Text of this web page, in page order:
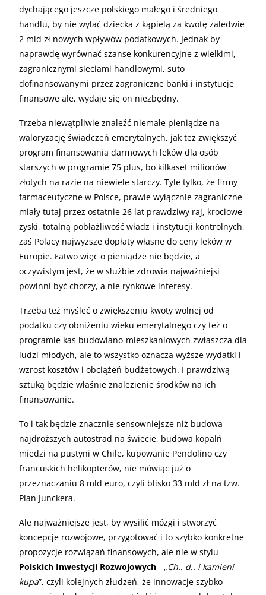
dychającego jeszcze polskiego małego i średniego
handlu, by nie wylać dziecka z kąpielą za kwotę zaledwie
2 mld zł nowych wpływów podatkowych. Jednak by
naprawdę wyrównać szanse konkurencyjne z wielkimi,
zagranicznymi sieciami handlowymi, suto
dofinansowanymi przez zagraniczne banki i instytucje
finansowe ale, wydaje się on niezbędny.
Trzeba niewątpliwie znaleźć niemałe pieniądze na
waloryzację świadczeń emerytalnych, jak też zwiększyć
program finansowania darmowych leków dla osób
starszych w programie 75 plus, bo kilkaset milionów
złotych na razie na niewiele starczy. Tyle tylko, że firmy
farmaceutyczne w Polsce, prawie wyłącznie zagraniczne
miały tutaj przez ostatnie 26 lat prawdziwy raj, krociowe
zyski, totalną pobłażliwość władz i instytucji kontrolnych,
zaś Polacy najwyższe dopłaty własne do ceny leków w
Europie. Łatwo więc o pieniądze nie będzie, a
oczywistym jest, że w służbie zdrowia najważniejsi
powinni być chorzy, a nie rynkowe interesy.
Trzeba też myśleć o zwiększeniu kwoty wolnej od
podatku czy obniżeniu wieku emerytalnego czy też o
programie kas budowlano-mieszkaniowych zwłaszcza dla
ludzi młodych, ale to wszystko oznacza wyższe wydatki i
wzrost kosztów i obciążeń budżetowych. I prawdziwą
sztuką będzie właśnie znalezienie środków na ich
finansowanie.
To i tak będzie znacznie sensowniejsze niż budowa
najdroższych autostrad na świecie, budowa kopalń
miedzi na pustyni w Chile, kupowanie Pendolino czy
francuskich helikopterów, nie mówiąc już o
przeznaczaniu 8 mld euro, czyli blisko 33 mld zł na tzw.
Plan Junckera.
Ale najważniejsze jest, by wysilić mózgi i stworzyć
koncepcje rozwojowe, przygotować i to szybko konkretne
propozycje rozwiązań finansowych, ale nie w stylu
Polskich Inwestycji Rozwojowych - „Ch.. d.. i kamieni
kupa”, czyli kolejnych złudzeń, że innowacje szybko